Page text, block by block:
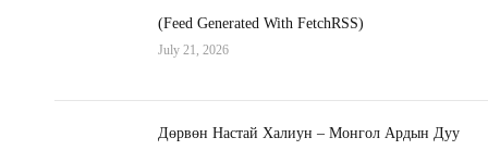
(Feed Generated With FetchRSS)
July 21, 2026
Дөрвөн Настай Халиун – Монгол Ардын Дуу